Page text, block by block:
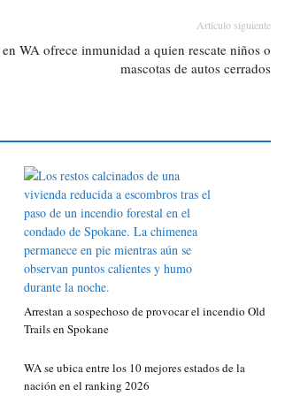
Artículo siguiente
WA ofrece inmunidad a quien rescate niños o
mascotas de autos cerrados
Arrestan a sospechoso de provocar el incendio Old
Trails en Spokane
WA se ubica entre los 10 mejores estados de la
nación en el ranking 2026